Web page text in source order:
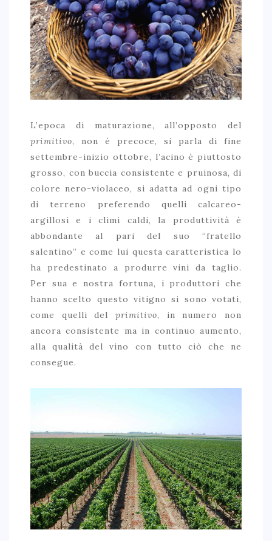
L’epoca di maturazione, all’opposto del
primitivo, non è precoce, si parla di fine
settembre-inizio ottobre, l’acino è piuttosto
grosso, con buccia consistente e pruinosa, di
colore nero-violaceo, si adatta ad ogni tipo
di terreno preferendo quelli calcareo-
argillosi e i climi caldi, la produttività è
abbondante al pari del suo “fratello
salentino” e come lui questa caratteristica lo
ha predestinato a produrre vini da taglio.
Per sua e nostra fortuna, i produttori che
hanno scelto questo vitigno si sono votati,
come quelli del primitivo, in numero non
ancora consistente ma in continuo aumento,
alla qualità del vino con tutto ciò che ne
consegue.